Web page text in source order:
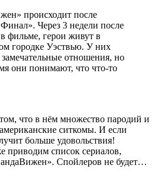
происходит после
Через 3 недели после
фильме, герои живут в
городке Уэствью. У них
отношения, но
они понимают, что что-то
что в нём множество пародий и
ситкомы. И если
больше удовольствия!
список сериалов,
Спойлеров не будет…